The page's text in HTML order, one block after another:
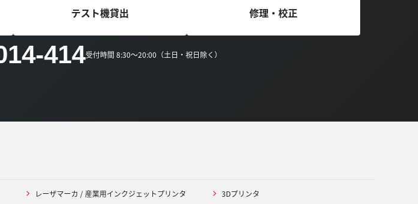
テスト機貸出 修理・校正
414受付時間 8:30～20:00（土日・祝日除く）
レーザマーカ / 産業用インクジェットプリンタ
3Dプリンタ